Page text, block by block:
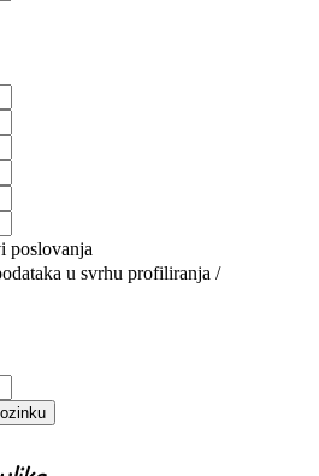
poslovanja
u svrhu profiliranja /